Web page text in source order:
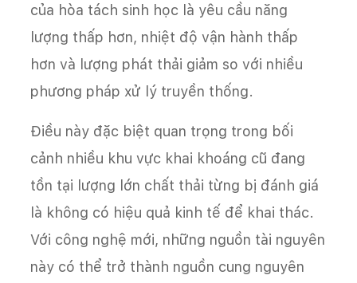
của hòa tách sinh học là yêu cầu năng
lượng thấp hơn, nhiệt độ vận hành thấp
hơn và lượng phát thải giảm so với nhiều
phương pháp xử lý truyền thống.
Điều này đặc biệt quan trọng trong bối
cảnh nhiều khu vực khai khoáng cũ đang
tồn tại lượng lớn chất thải từng bị đánh giá
là không có hiệu quả kinh tế để khai thác.
Với công nghệ mới, những nguồn tài nguyên
này có thể trở thành nguồn cung nguyên